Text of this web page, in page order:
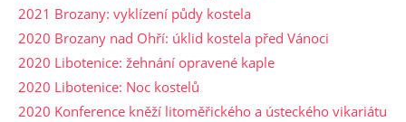
2021 Brozany: vyklízení půdy kostela
2020 Brozany nad Ohří: úklid kostela před Vánoci
2020 Libotenice: žehnání opravené kaple
2020 Libotenice: Noc kostelů
2020 Konference kněží litoměřického a ústeckého vikariátu